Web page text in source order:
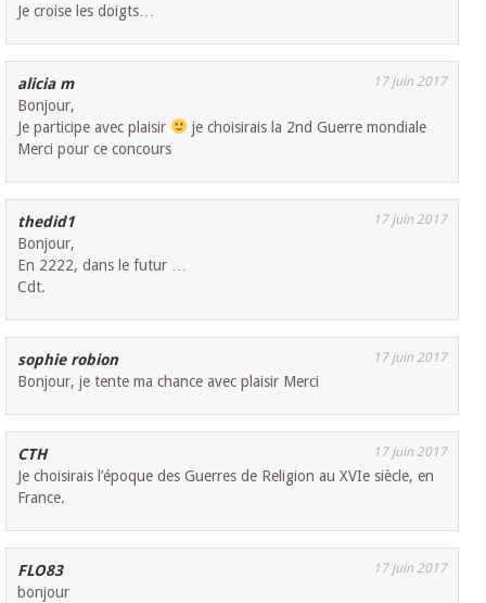
Je croise les doigts…
alicia m 17 juin 2017
Bonjour,
Je participe avec plaisir
je choisirais la 2nd Guerre mondiale
Merci pour ce concours
thedid1 17 juin 2017
Bonjour,
En 2222, dans le futur …
Cdt.
sophie robion 17 juin 2017
Bonjour, je tente ma chance avec plaisir Merci
CTH 17 juin 2017
Je choisirais l’époque des Guerres de Religion au XVIe siècle, en
France.
FLO83 17 juin 2017
bonjour